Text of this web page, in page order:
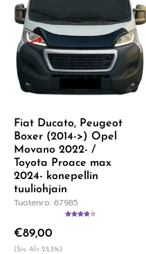
Fiat Ducato, Peugeot
Boxer (2014->) Opel
Movano 2022- /
Toyota Proace max
2024- konepellin
tuuliohjain
Tuotenro: 67985
€89,00
(Sis. Alv 25,5%)